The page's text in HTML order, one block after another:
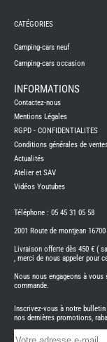
CAMPING-
NEUFS
CAMPING-
CAMPING-
BENIMAR
CAMPING-
CARADO
CAMPING-
ITINEO
CAMPING-
OCCASION
CARADO
NEUFS
FOURGON
BENIMAR
CATÉGORIES
Camping-cars neuf
Camping-cars occasion
INFORMATIONS
Contactez-nous
Mentions Légales
RGPD - CONFIDENTIALITES
Conditions générales de
Actualités
Atelier et SAV
Vidéos Youtubes
Téléphone : 05 45 31 05 58
2001 Route de montjean
Livraison offerte dès 450 € (
, merci de nous appeler pour
Nous nous engageons à vous
commande.
Inscrivez-vous à notre
nos dernières promotions,